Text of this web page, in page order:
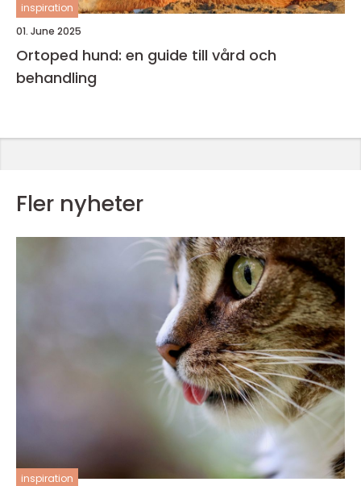
inspiration
01. June 2025
Ortoped hund: en guide till vård och
behandling
Fler nyheter
inspiration